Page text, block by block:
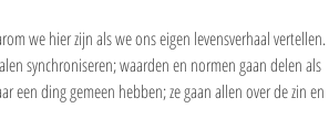
we hier zijn als we ons eigen levensverhaal vertellen.
synchroniseren; waarden en normen gaan delen als
een ding gemeen hebben; ze gaan allen over de zin en